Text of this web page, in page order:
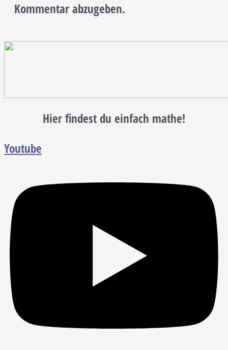
Kommentar abzugeben.
Hier findest du einfach mathe!
Youtube